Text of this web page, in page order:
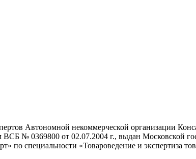
Автономной некоммерческой организации
№ 0369800 от 02.07.2004 г., выдан Московской
по специальности «Товароведение и экспертиза